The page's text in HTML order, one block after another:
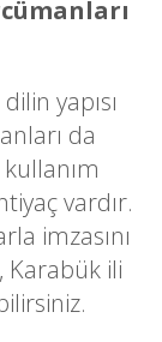
yapısı
da
vardır.
imzasını
Karabük ili